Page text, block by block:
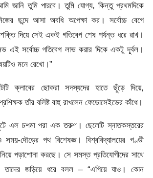
জানি তুমি পারবে। তুমি যোগ্য, কিন্তু প্রথমদিকে
ছন্দে আসা অবধি অপেক্ষা কর। সর্বোচ্চ বেগে
দিয়ে সেই একই গতিবেগ শেষ পর্যন্ত ধরে রাখ।
এই সর্বোচ্চ গতিবেগ লাভ করার দিকে একটু দূর্বল।
মনে রেখো।”
ক্লাবের ছোকরা সদস্যদের হাতে ছুঁড়ে দিয়ে,
তাঁর বলিষ্ট বাহু রাখলেন ফেডোসেইভের কাঁধে।
এল চশমা পরা এক তরুণ। ছেলেটি স্নাতকস্তরের
সময়-দৌড়ের পথ বিশেষজ্ঞ। বিশ্ববিদ্যালয়ের গণ্ডী
পড়াশোনা করছে। সে সমস্ত প্রতিযোগীদের সাথে
তাদের জড়িয়ে ধরে বলল – “এগিয়ে যাও। কোন